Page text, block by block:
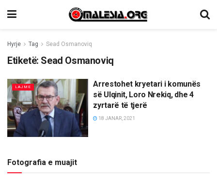
Hyrje Tag Sead Osmanoviq
Etiketë: Sead Osmanoviq
LAJME
Arrestohet kryetari i komunës
së Ulqinit, Loro Nrekiq, dhe 4
zyrtarë të tjerë
18 JANAR, 2021
Fotografia e muajit